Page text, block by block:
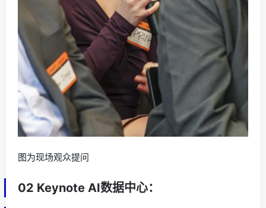
图为现场观众提问
02 Keynote AI数据中心：